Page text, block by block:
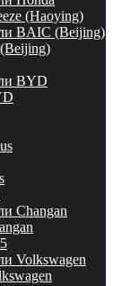
(Haoying)
BAIC (Beijing)
BYD
Changan
Volkswagen